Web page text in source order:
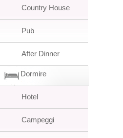
Country House
Pub
After Dinner
Dormire
Hotel
Campeggi